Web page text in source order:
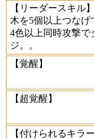
【リーダースキル】
木を5個以上つなげ
4色以上同時攻撃で
ジ。。
【覚醒】
【超覚醒】
【付けられるキラー